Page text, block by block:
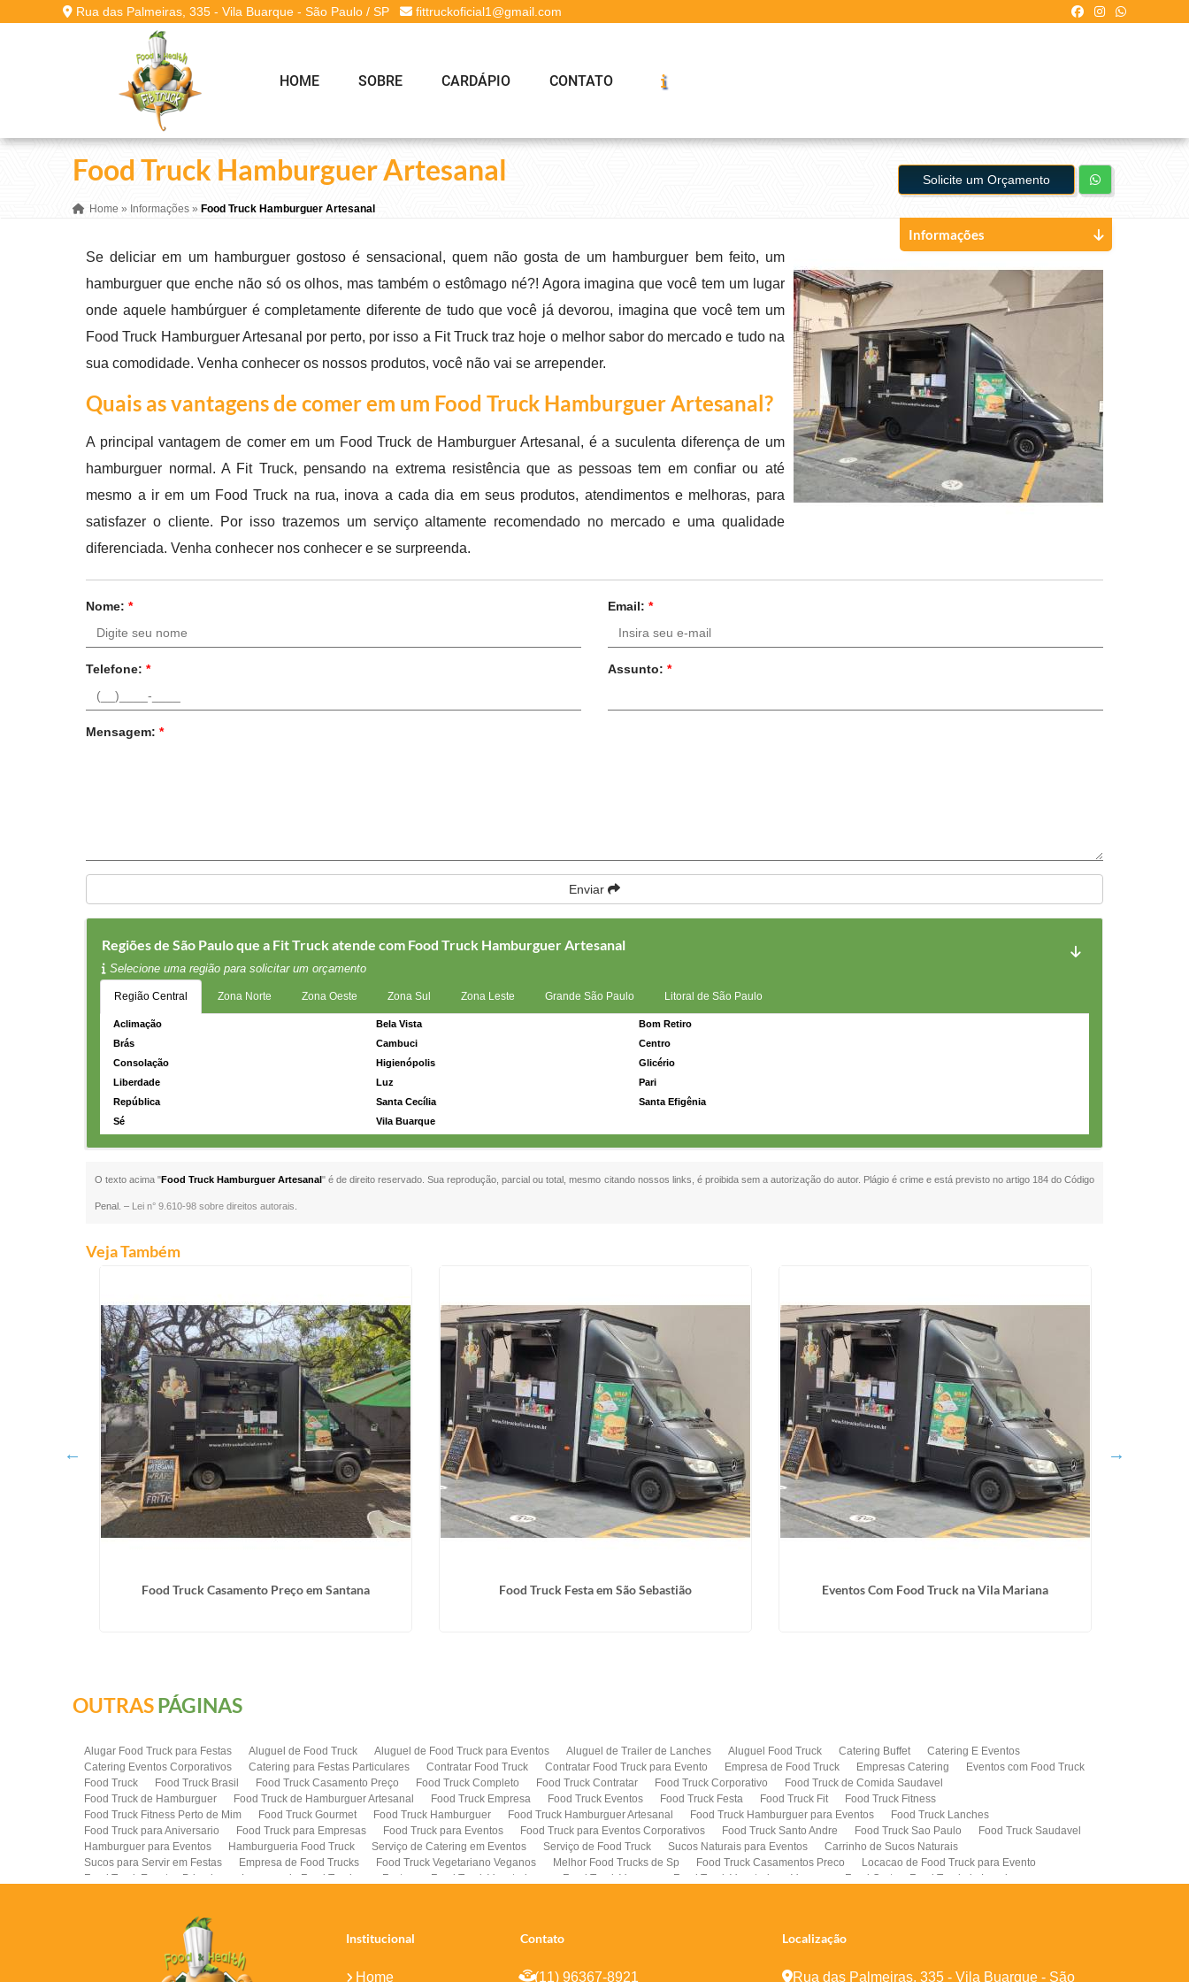
Rua das Palmeiras, 335 - Vila Buarque - São Paulo / SP fittruckoficial1@gmail.com
HOME SOBRE CARDÁPIO CONTATO
Food Truck Hamburguer Artesanal
Home » Informações » Food Truck Hamburguer Artesanal
Solicite um Orçamento
Se deliciar em um hamburguer gostoso é sensacional, quem não gosta de um hamburguer bem feito, um
hamburguer que enche não só os olhos, mas também o estômago né?! Agora imagina que você tem um lugar
onde aquele hambúrguer é completamente diferente de tudo que você já devorou, imagina que você tem um
Food Truck Hamburguer Artesanal por perto, por isso a Fit Truck traz hoje o melhor sabor do mercado e tudo na
sua comodidade. Venha conhecer os nossos produtos, você não vai se arrepender.
Quais as vantagens de comer em um Food Truck Hamburguer Artesanal?
A principal vantagem de comer em um Food Truck de Hamburguer Artesanal, é a suculenta diferença de um
hamburguer normal. A Fit Truck, pensando na extrema resistência que as pessoas tem em confiar ou até
mesmo a ir em um Food Truck na rua, inova a cada dia em seus produtos, atendimentos e melhoras, para
satisfazer o cliente. Por isso trazemos um serviço altamente recomendado no mercado e uma qualidade
diferenciada. Venha conhecer nos conhecer e se surpreenda.
Nome:* Email: *
Telefone:* Assunto: *
Mensagem:*
Enviar
Regiões de São Paulo que a Fit Truck atende com Food Truck Hamburguer Artesanal
Selecione uma região para solicitar um orçamento
Região Central Zona Norte Zona Oeste Zona Sul Zona Leste Grande São Paulo Litoral de São Paulo
Aclimação Bela Vista
Bom Retiro
Brás
Cambuci
Centro
Consolação
Higienópolis
Glicério
Liberdade
Luz
Pari
República
Santa Cecília
Santa Efigênia
Sé
Vila Buarque
O texto acima "Food Truck Hamburguer Artesanal" é de direito reservado. Sua reprodução, parcial ou total, mesmo citando nossos links, é proibida sem a autorização do autor. Plágio é crime e está previsto no artigo 184 do Código
Penal. – Lei n° 9.610-98 sobre direitos autorais
Informações
Veja Também
Food Truck Casamento Preço em Santana Food Truck Festa em São Sebastião Eventos Com Food Truck na Vila Mariana
OUTRASPÁGINAS
Alugar Food Truck para Festas Aluguel de Food Truck Aluguel de Food Truck para Eventos Aluguel de Trailer de Lanches Aluguel Food Truck Catering Buffet
Catering E Eventos
Catering Eventos Corporativos
Catering para Festas Particulares Contratar Food Truck Contratar Food Truck para Evento Empresa de Food Truck Empresas Catering
Eventos com Food Truck
Food Truck
Food Truck Brasil Food Truck Casamento Preço Food Truck Completo Food Truck Contratar Food Truck Corporativo
Food Truck de Comida Saudavel
Food Truck de Hamburguer
Food Truck de Hamburguer Artesanal Food Truck Empresa Food Truck Eventos Food Truck Festa Food Truck Fit
Food Truck Fitness
Food Truck Fitness Perto de Mim
Food Truck Gourmet Food Truck Hamburguer Food Truck Hamburguer Artesanal Food Truck Hamburguer para Eventos
Food Truck Lanches
Food Truck para Aniversario
Food Truck para Empresas Food Truck para Eventos Food Truck para Eventos Corporativos Food Truck Santo Andre Food Truck Sao Paulo
Food Truck Saudavel
Hamburguer para Eventos
Hamburgueria Food Truck Serviço de Catering em Eventos Serviço de Food Truck Sucos Naturais para Eventos
Carrinho de Sucos Naturais
Sucos para Servir em Festas
Empresa de Food Trucks Food Truck Vegetariano Veganos Melhor Food Trucks de Sp Food Truck Casamentos Preco
Locacao de Food Truck para Evento
Food Truck Eventos Privados
Locacao de Food Truck para Festas Food Truck Vegetariano Food Truck Vegano Food Truck Vegetariano Vegano Food Cart
Food Truck de Lanche
Institucional
Home
Contato
(11) 96367-8921
Localização
Rua das Palmeiras, 335 - Vila Buarque - São